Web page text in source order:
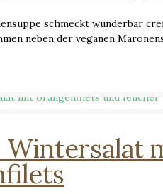
schmeckt wunderbar
neben der veganen
Wintersalat